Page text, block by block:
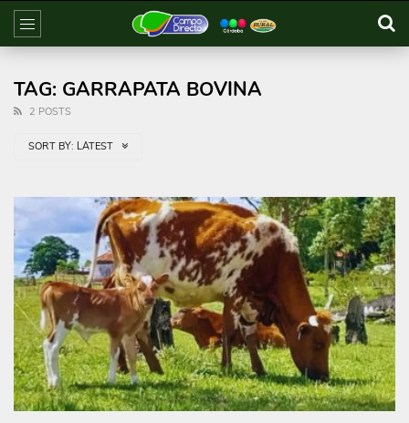
TAG: GARRAPATA BOVINA
2 POSTS
SORT BY: LATEST